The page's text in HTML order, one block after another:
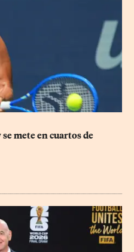
mete en cuartos de